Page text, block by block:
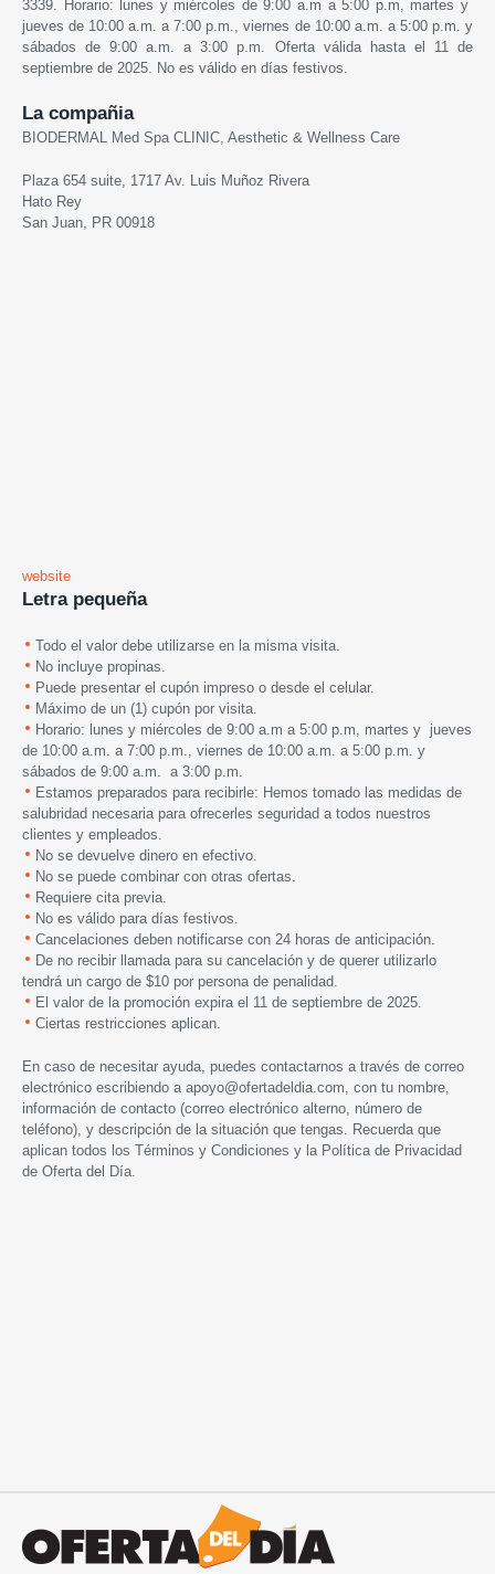
3339. Horario: lunes y miércoles de 9:00 a.m a 5:00 p.m, martes y
jueves de 10:00 a.m. a 7:00 p.m., viernes de 10:00 a.m. a 5:00 p.m. y
sábados de 9:00 a.m. a 3:00 p.m. Oferta válida hasta el 11 de
septiembre de 2025. No es válido en días festivos.
La compañia
BIODERMAL Med Spa CLINIC, Aesthetic & Wellness Care
Plaza 654 suite, 1717 Av. Luis Muñoz Rivera
Hato Rey
San Juan, PR 00918
website
Letra pequeña
Todo el valor debe utilizarse en la misma visita.
No incluye propinas.
Puede presentar el cupón impreso o desde el celular.
Máximo de un (1) cupón por visita.
Horario: lunes y miércoles de 9:00 a.m a 5:00 p.m, martes y jueves
de 10:00 a.m. a 7:00 p.m., viernes de 10:00 a.m. a 5:00 p.m. y
sábados de 9:00 a.m. a 3:00 p.m.
Estamos preparados para recibirle: Hemos tomado las medidas de
salubridad necesaria para ofrecerles seguridad a todos nuestros
clientes y empleados.
No se devuelve dinero en efectivo.
No se puede combinar con otras ofertas.
Requiere cita previa.
No es válido para días festivos.
Cancelaciones deben notificarse con 24 horas de anticipación.
De no recibir llamada para su cancelación y de querer utilizarlo
tendrá un cargo de $10 por persona de penalidad.
El valor de la promoción expira el 11 de septiembre de 2025.
Ciertas restricciones aplican.
En caso de necesitar ayuda, puedes contactarnos a través de correo
electrónico escribiendo a apoyo@ofertadeldia.com , con tu nombre,
información de contacto (correo electrónico alterno, número de
teléfono), y descripción de la situación que tengas. Recuerda que
aplican todos los Términos y Condiciones y la Política de Privacidad
de Oferta del Día.